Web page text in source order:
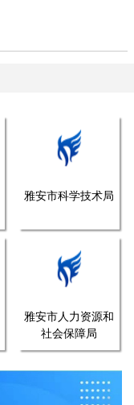
雅安市科学技术局
雅安市人力资源和
社会保障局